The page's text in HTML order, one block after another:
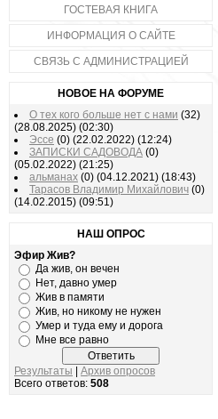
ГОСТЕВАЯ КНИГА
ИНФОРМАЦИЯ О САЙТЕ
СВЯЗЬ С АДМИНИСТРАЦИЕЙ
НОВОЕ НА ФОРУМЕ
О тех кого больше нет с нами (32)
(28.08.2025) (02:30)
Эссе (0) (22.02.2022) (12:24)
ЗАПИСКИ САДОВОДА (0)
(05.02.2022) (21:25)
альманах (0) (04.12.2021) (18:43)
Тарасов Владимир Михайлович (0)
(14.02.2015) (09:51)
НАШ ОПРОС
Эфир Жив?
Да жив, он вечен
Нет, давно умер
Жив в памяти
Жив, но никому не нужен
Умер и туда ему и дорога
Мне все равно
Результаты
Архив опросов
Всего ответов: 508